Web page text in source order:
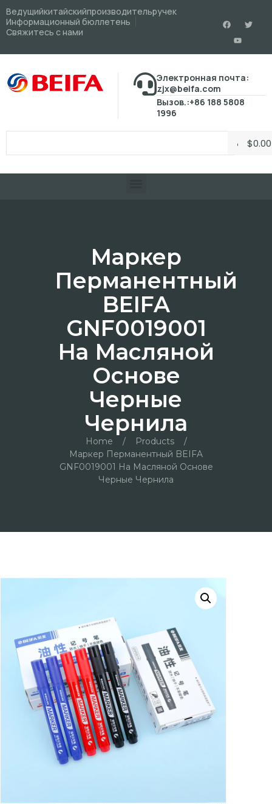
Ведущийкитайскийпроизводительручек
Информационный бюллетень
Свяжитесь с нами
Электронная почта:
zjx@beifa.com
Вызов.:+86 188 5808
1996
$0.00
Маркер
Перманентный
BEIFA
GNF0019001
На Масляной
Основе
Черные
Чернила
Home / Products
/
Маркер Перманентный BEIFA
GNF0019001 На Масляной Основе
Черные Чернила